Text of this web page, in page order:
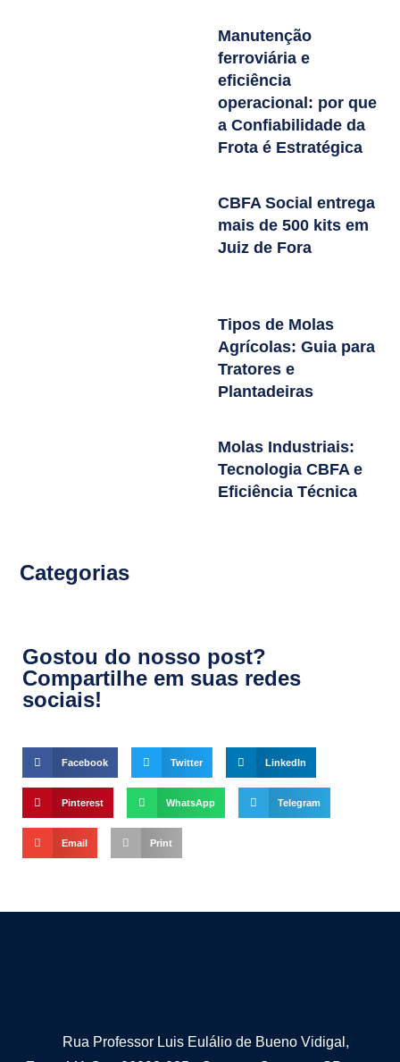
Manutenção
ferroviária e
eficiência
operacional: por que
a Confiabilidade da
Frota é Estratégica
CBFA Social entrega
mais de 500 kits em
Juiz de Fora
Tipos de Molas
Agrícolas: Guia para
Tratores e
Plantadeiras
Molas Industriais:
Tecnologia CBFA e
Eficiência Técnica
Categorias
Gostou do nosso post?
Compartilhe em suas redes
sociais!
Facebook Twitter LinkedIn
Pinterest WhatsApp Telegram
Email Print
Rua Professor Luis Eulálio de Bueno Vidigal,